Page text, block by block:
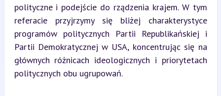
polityczne i podejście do rządzenia krajem. W tym
referacie przyjrzymy się bliżej charakterystyce
programów politycznych Partii Republikańskiej i
Partii Demokratycznej w USA, koncentrując się na
głównych różnicach ideologicznych i priorytetach
politycznych obu ugrupowań.